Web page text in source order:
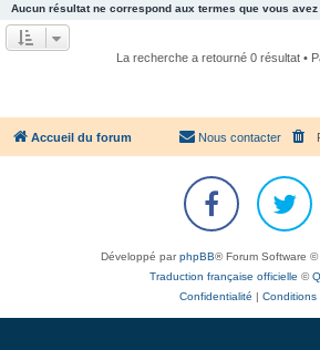
Aucun résultat ne correspond aux termes que vous avez
La recherche a retourné 0 résultat •
Accueil du forum Nous contacter
Développé parphpBB® Forum Software ©
Traduction française officielle ©
Confidentialité | Conditions